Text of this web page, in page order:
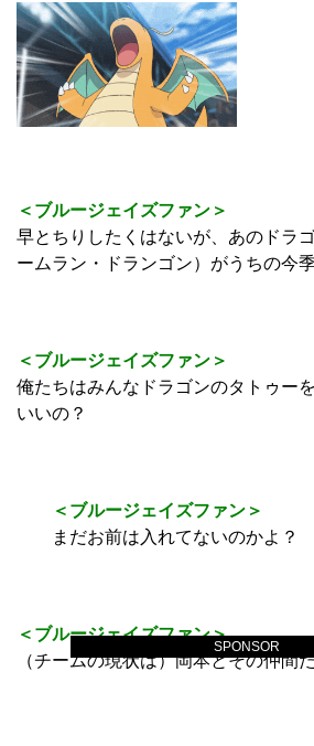
SPONSOR
＜ブルージェイズファン＞
早とちりしたくはないが、あのドラ
ームラン・ドランゴン）がうちの今
＜ブルージェイズファン＞
俺たちはみんなドラゴンのタトゥー
いいの？
＜ブルージェイズファン＞
まだお前は入れてないのかよ？
＜ブルージェイズファン＞
（チームの現状は）岡本とその仲間